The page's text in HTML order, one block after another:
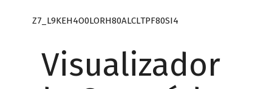
Z7_L9KEH4O0LORH80ALCLTPF80SI4
Visualizador